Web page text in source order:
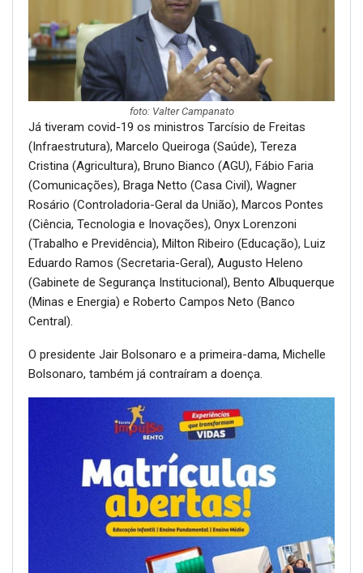
foto: Valter Campanato
Já tiveram covid-19 os ministros Tarcísio de Freitas
(Infraestrutura), Marcelo Queiroga (Saúde), Tereza
Cristina (Agricultura), Bruno Bianco (AGU), Fábio Faria
(Comunicações), Braga Netto (Casa Civil), Wagner
Rosário (Controladoria-Geral da União), Marcos Pontes
(Ciência, Tecnologia e Inovações), Onyx Lorenzoni
(Trabalho e Previdência), Milton Ribeiro (Educação), Luiz
Eduardo Ramos (Secretaria-Geral), Augusto Heleno
(Gabinete de Segurança Institucional), Bento Albuquerque
(Minas e Energia) e Roberto Campos Neto (Banco
Central).
O presidente Jair Bolsonaro e a primeira-dama, Michelle
Bolsonaro, também já contraíram a doença.